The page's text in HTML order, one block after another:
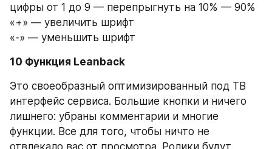
цифры от 1 до 9 — перепрыгнуть на 10% — 90%
«+» — увеличить шрифт
«-» — уменьшить шрифт
10 Функция Leanback
Это своеобразный оптимизированный под ТВ
интерфейс сервиса. Большие кнопки и ничего
лишнего: убраны комментарии и многие
функции. Все для того, чтобы ничто не